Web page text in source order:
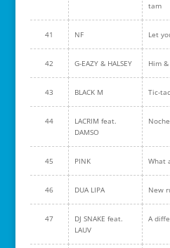
tam
41 NF Let
42 G-EAZY & HALSEY Him &
43 BLACK M Tic-tac
44
LACRIM feat.
DAMSO
Noche
45 PINK What
46 DUA LIPA New
47
DJ SNAKE feat.
LAUV
A